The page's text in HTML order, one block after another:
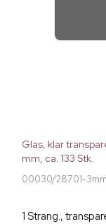
Glas, klar
mm, ca. 133 Stk.
00030/28701-3mm
1 Strang.,